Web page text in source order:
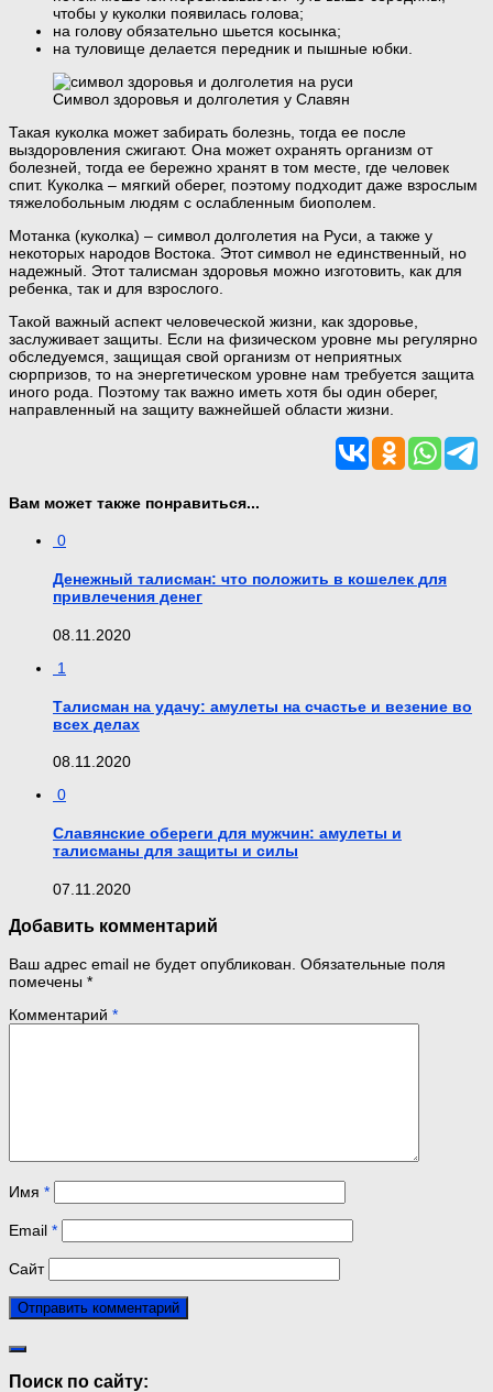
чтобы у куколки появилась голова;
на голову обязательно шьется косынка;
на туловище делается передник и пышные юбки.
Символ здоровья и долголетия у Славян
Такая куколка может забирать болезнь, тогда ее после
выздоровления сжигают. Она может охранять организм от
болезней, тогда ее бережно хранят в том месте, где человек
спит. Куколка – мягкий оберег, поэтому подходит даже взрослым
тяжелобольным людям с ослабленным биополем.
Мотанка (куколка) – символ долголетия на Руси, а также у
некоторых народов Востока. Этот символ не единственный, но
надежный. Этот талисман здоровья можно изготовить, как для
ребенка, так и для взрослого.
Такой важный аспект человеческой жизни, как здоровье,
заслуживает защиты. Если на физическом уровне мы регулярно
обследуемся, защищая свой организм от неприятных
сюрпризов, то на энергетическом уровне нам требуется защита
иного рода. Поэтому так важно иметь хотя бы один оберег,
направленный на защиту важнейшей области жизни.
Вам может также понравиться...
0
Денежный талисман: что положить в кошелек для
привлечения денег
08.11.2020
1
Талисман на удачу: амулеты на счастье и везение во
всех делах
08.11.2020
0
Славянские обереги для мужчин: амулеты и
талисманы для защиты и силы
07.11.2020
Добавить комментарий
Ваш адрес email не будет опубликован. Обязательные поля
помечены *
Комментарий *
Имя *
Email *
Сайт
Поиск по сайту: